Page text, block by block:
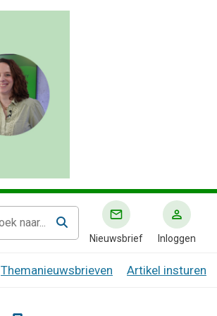
Nieuwsbrief Inloggen
Themanieuwsbrieven Artikel insturen